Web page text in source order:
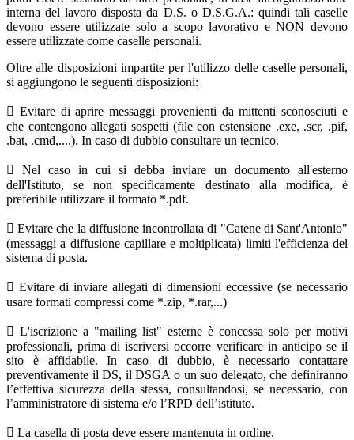
interna del lavoro disposta da D.S. o D.S.G.A.: quindi tali caselle
devono essere utilizzate solo a scopo lavorativo e NON devono
essere utilizzate come caselle personali.
Oltre alle disposizioni impartite per l'utilizzo delle caselle personali,
si aggiungono le seguenti disposizioni:
 Evitare di aprire messaggi provenienti da mittenti sconosciuti e
che contengono allegati sospetti (file con estensione .exe, .scr, .pif,
.bat, .cmd,....). In caso di dubbio consultare un tecnico.
 Nel caso in cui si debba inviare un documento all'esterno
dell'Istituto, se non specificamente destinato alla modifica, è
preferibile utilizzare il formato *.pdf.
 Evitare che la diffusione incontrollata di "Catene di Sant'Antonio"
(messaggi a diffusione capillare e moltiplicata) limiti l'efficienza del
sistema di posta.
 Evitare di inviare allegati di dimensioni eccessive (se necessario
usare formati compressi come *.zip, *.rar,...)
 L'iscrizione a "mailing list" esterne è concessa solo per motivi
professionali, prima di iscriversi occorre verificare in anticipo se il
sito è affidabile. In caso di dubbio, è necessario contattare
preventivamente il DS, il DSGA o un suo delegato, che definiranno
l’effettiva sicurezza della stessa, consultandosi, se necessario, con
l’amministratore di sistema e/o l’RPD dell’istituto.
 La casella di posta deve essere mantenuta in ordine.